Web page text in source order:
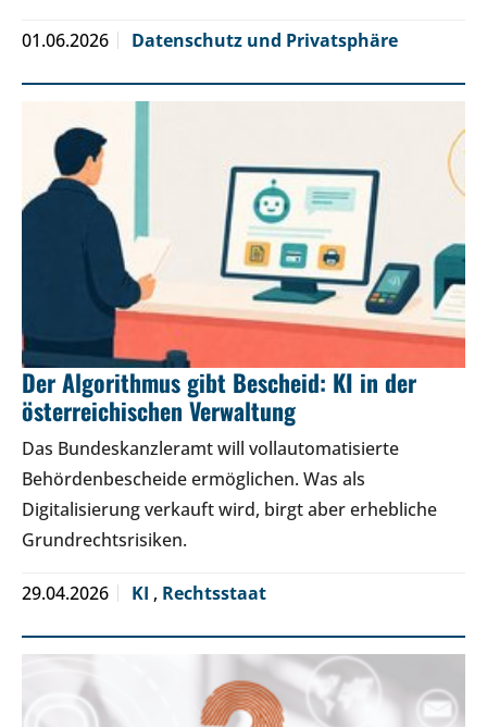
01.06.2026 Datenschutz und Privatsphäre
Der Algorithmus gibt Bescheid: KI in der
österreichischen Verwaltung
Das Bundeskanzleramt will vollautomatisierte
Behördenbescheide ermöglichen. Was als
Digitalisierung verkauft wird, birgt aber erhebliche
Grundrechtsrisiken.
29.04.2026 KI , Rechtsstaat